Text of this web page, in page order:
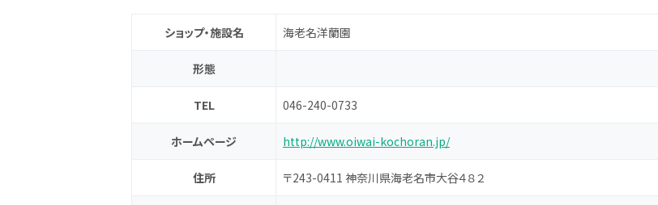
ショップ・施設名 海老名洋蘭園
形態
TEL 046-240-0733
ホームページ http://www.oiwai-kochoran.jp/
住所 〒243-0411 神奈川県海老名市大谷４８２